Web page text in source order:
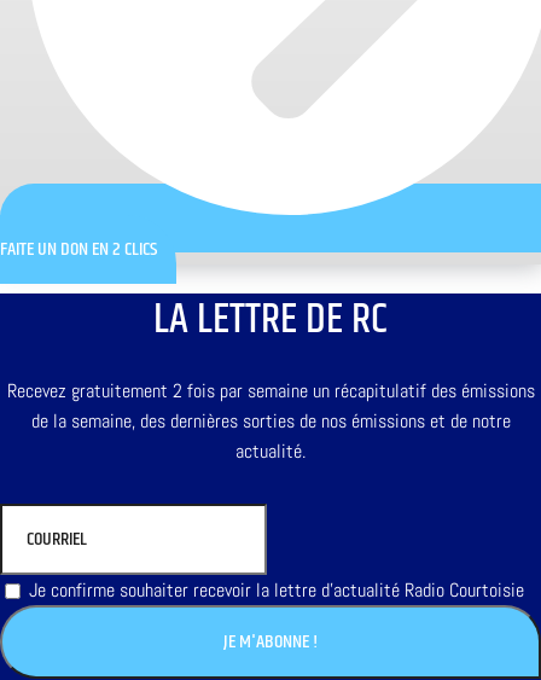
FAITE UN DON EN 2 CLICS
LA LETTRE DE RC
Recevez gratuitement 2 fois par semaine un récapitulatif des émissions
de la semaine, des dernières sorties de nos émissions et de notre
actualité.
Je confirme souhaiter recevoir la lettre d'actualité Radio Courtoisie